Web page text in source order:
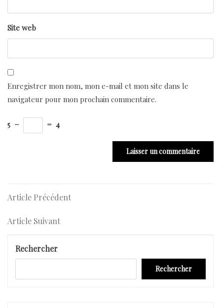
Site web
Enregistrer mon nom, mon e-mail et mon site dans le
navigateur pour mon prochain commentaire.
5 − = 4
Navigation
de
Article
Article Précédent
Article
Article Suivant
Rechercher
Rechercher